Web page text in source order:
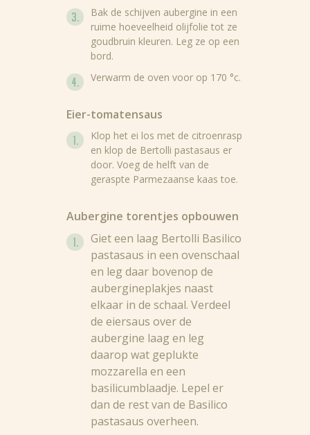
Bak de schijven aubergine in een
ruime hoeveelheid olijfolie tot ze
goudbruin kleuren. Leg ze op een
bord.
Verwarm de oven voor op 170 °c.
Eier-tomatensaus
Klop het ei los met de citroenrasp
en klop de Bertolli pastasaus er
door. Voeg de helft van de
geraspte Parmezaanse kaas toe.
Aubergine torentjes opbouwen
Giet een laag Bertolli Basilico
pastasaus in een ovenschaal
en leg daar bovenop de
aubergineplakjes naast
elkaar in de schaal. Verdeel
de eiersaus over de
aubergine laag en leg
daarop wat geplukte
mozzarella en een
basilicumblaadje. Lepel er
dan de rest van de Basilico
pastasaus overheen.Nieuws